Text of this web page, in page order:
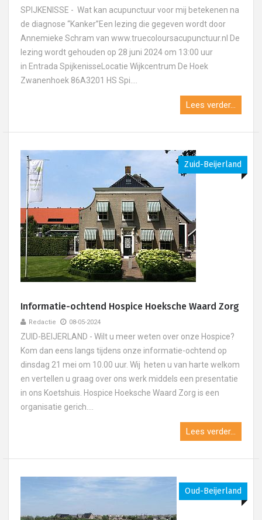
SPIJKENISSE - Wat kan acupunctuur voor mij betekenen na
de diagnose “Kanker”Een lezing die gegeven wordt door
Annemieke Schram van www.truecoloursacupunctuur.nl De
lezing wordt gehouden op 28 juni 2024 om 13:00 uur
in Entrada SpijkenisseLocatie Wijkcentrum De Hoek
Zwanenhoek 86A3201 HS Spi....
Lees verder...
Zuid-Beijerland
Informatie-ochtend Hospice Hoeksche Waard Zorg
Redactie 08-05-2024
ZUID-BEIJERLAND - Wilt u meer weten over onze Hospice?
Kom dan eens langs tijdens onze informatie-ochtend op
dinsdag 21 mei om 10.00 uur. Wij heten u van harte welkom
en vertellen u graag over ons werk middels een presentatie
in ons Koetshuis. Hospice Hoeksche Waard Zorg is een
organisatie gerich....
Lees verder...
Oud-Beijerland